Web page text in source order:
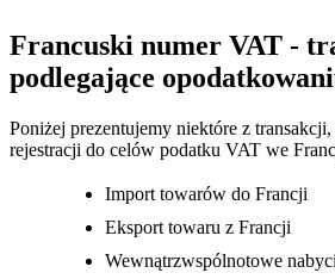
Francuski numer VAT -
podlegające
Poniżej prezentujemy niektóre z
rejestracji do celów podatku VAT we
Import towarów do Francji
Eksport towaru z Francji
Wewnątrzwspólnotowe